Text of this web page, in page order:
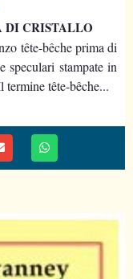
DI CRISTALLO
tête-bêche prima di
speculari stampate in
tête-bêche...